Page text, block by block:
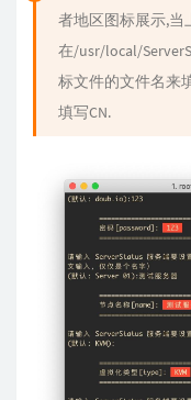
者地区图标展示,当
在/usr/local/
标文件的文件名来
填写CN.